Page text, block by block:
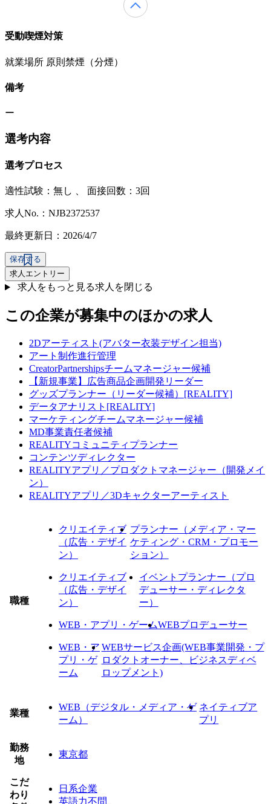
受動喫煙対策
就業場所 原則禁煙（分煙）
備考
ー
選考内容
選考プロセス
適性試験： 無し 、 面接回数：3回
求人No.：NJB2372537
最終更新日：2026/4/7
保存する
求人エントリー
求人をもっと見る求人を閉じる
この企業が募集中のほかの求人
2Dアーティスト(アバター衣装デザイン担当)
アート制作進行管理
CreatorPartnershipsチームマネージャー候補
【新規事業】広告商品企画開発リーダー
グッズプランナー（リーダー候補）[REALITY]
データアナリスト[REALITY]
マーケティングチームマネージャー候補
MD事業責任者候補
REALITYコミュニティプランナー
コンテンツディレクター
REALITYアプリ／プロダクトマネージャー（開発メイ
ン）
REALITYアプリ／3Dキャクターアーティスト
職種
クリエイティブ
（広告・デザイ
ン）
プランナー（メディア・マー
ケティング・CRM・プロモー
ション）
クリエイティブ
（広告・デザイ
ン）
イベントプランナー（プロ
デューサー・ディレクタ
ー）
WEB・アプリ・ゲームWEBプロデューサー
WEB・ア
プリ・ゲ
ーム
WEBサービス企画(WEB事業開発・プ
ロダクトオーナー、ビジネスディベ
ロップメント)
業種
WEB（デジタル・メディア・ゲ
ーム）
ネイティブア
プリ
勤務
地
東京都
こだ
わり
日系企業
英語力不問